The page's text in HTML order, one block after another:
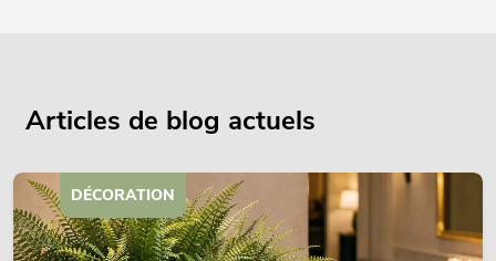
Articles de blog actuels
DÉCORATION